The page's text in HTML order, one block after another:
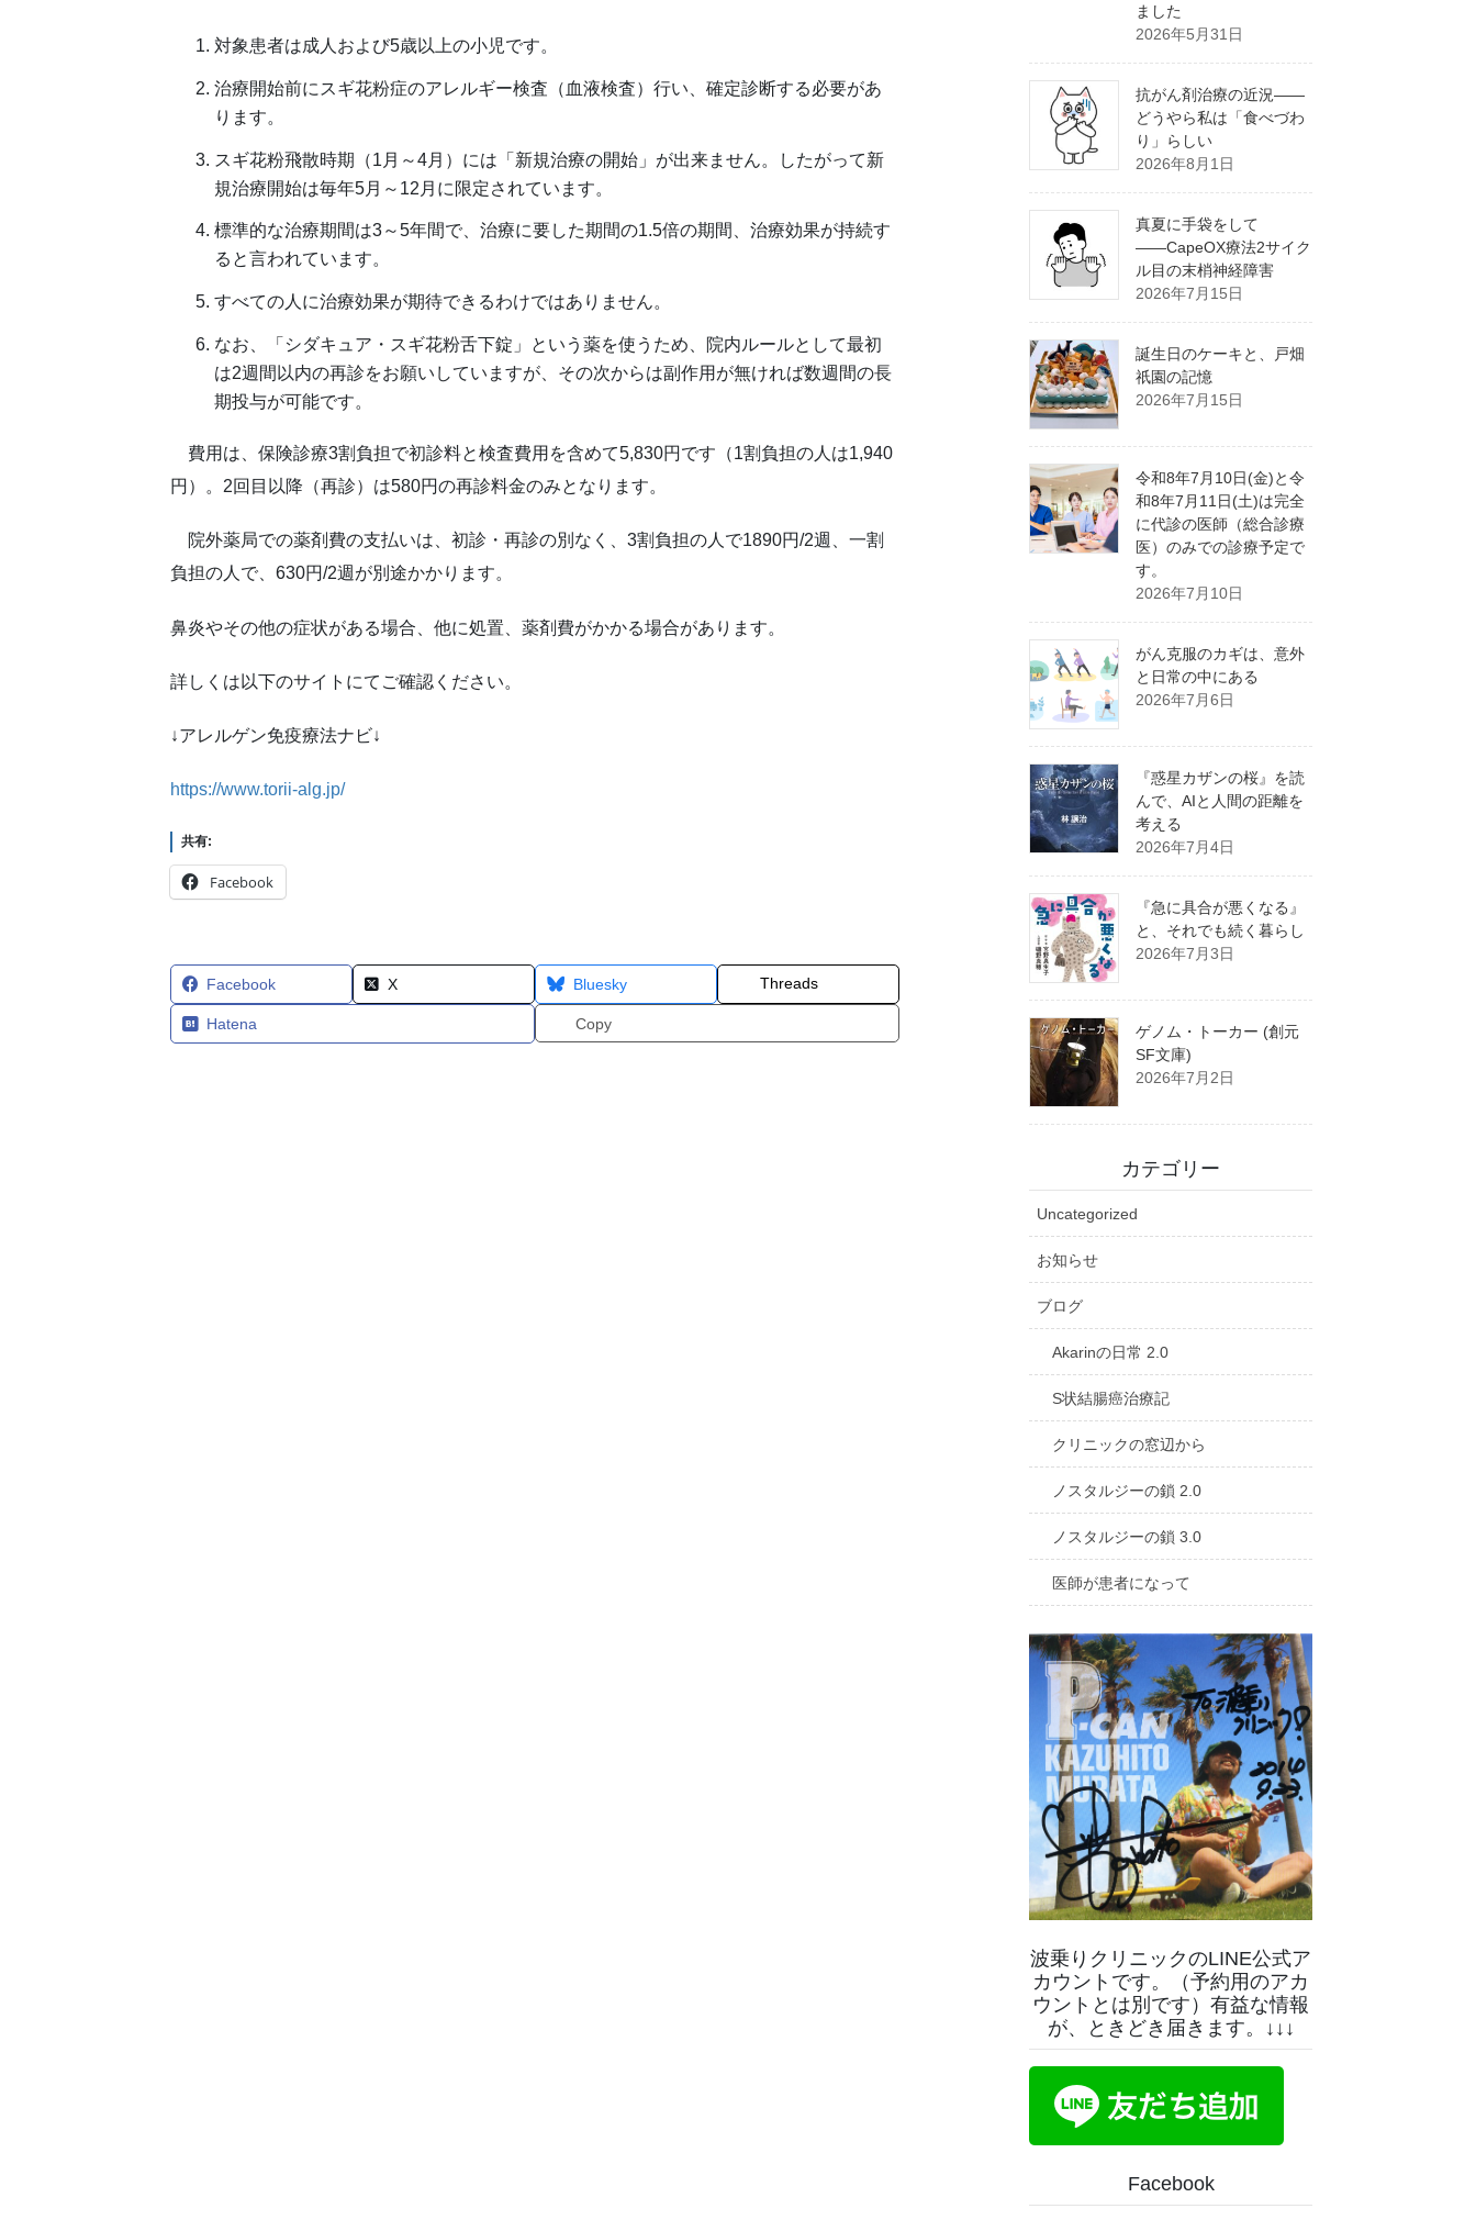
対象患者は成人および5歳以上の小児です。
治療開始前にスギ花粉症のアレルギー検査（血液検査）行い、確定診断する必要があ
ります。
スギ花粉飛散時期（1月～4月）には「新規治療の開始」が出来ません。したがって新
規治療開始は毎年5月～12月に限定されています。
標準的な治療期間は3～5年間で、治療に要した期間の1.5倍の期間、治療効果が持続す
ると言われています。
すべての人に治療効果が期待できるわけではありません。
なお、「シダキュア・スギ花粉舌下錠」という薬を使うため、院内ルールとして最初
は2週間以内の再診をお願いしていますが、その次からは副作用が無ければ数週間の長
期投与が可能です。
費用は、保険診療3割負担で初診料と検査費用を含めて5,830円です（1割負担の人は1,940
円）。2回目以降（再診）は580円の再診料金のみとなります。
院外薬局での薬剤費の支払いは、初診・再診の別なく、3割負担の人で1890円/2週、一割
負担の人で、630円/2週が別途かかります。
鼻炎やその他の症状がある場合、他に処置、薬剤費がかかる場合があります。
詳しくは以下のサイトにてご確認ください。
↓アレルゲン免疫療法ナビ↓
https://www.torii-alg.jp/
共有:
Facebook
Facebook X Bluesky Threads
Hatena Copy
ました
2026年5月31日
抗がん剤治療の近況――
どうやら私は「食べづわ
り」らしい
2026年8月1日
真夏に手袋をして
――CapeOX療法2サイク
ル目の末梢神経障害
2026年7月15日
誕生日のケーキと、戸畑
祇園の記憶
2026年7月15日
令和8年7月10日(金)と令
和8年7月11日(土)は完全
に代診の医師（総合診療
医）のみでの診療予定で
す。
2026年7月10日
がん克服のカギは、意外
と日常の中にある
2026年7月6日
『惑星カザンの桜』を読
んで、AIと人間の距離を
考える
2026年7月4日
『急に具合が悪くなる』
と、それでも続く暮らし
2026年7月3日
ゲノム・トーカー (創元
SF文庫)
2026年7月2日
カテゴリー
Uncategorized
お知らせ
ブログ
Akarinの日常 2.0
S状結腸癌治療記
クリニックの窓辺から
ノスタルジーの鎖 2.0
ノスタルジーの鎖 3.0
医師が患者になって
波乗りクリニックのLINE公式ア
カウントです。（予約用のアカ
ウントとは別です）有益な情報
が、ときどき届きます。↓↓↓
Facebook